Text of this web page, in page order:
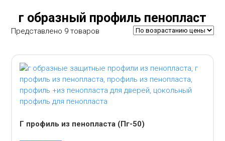
г образный профиль пенопласт
Представлено 9 товаров
Г профиль из пенопласта (Пг-50)